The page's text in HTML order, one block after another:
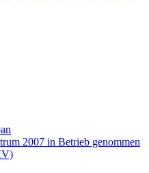
2007 in Betrieb genommen